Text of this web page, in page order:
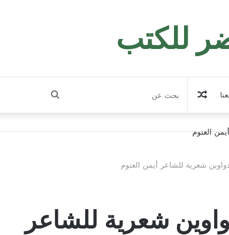
للكتب
بحث
عن
مقال
عشوائي
5 دواوين شعرية للشاعر